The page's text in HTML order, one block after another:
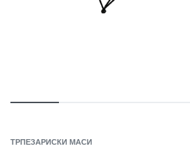
ТРПЕЗАРИСКИ МАСИ